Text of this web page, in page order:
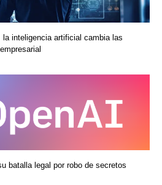
la inteligencia artificial cambia las
batalla legal por robo de secretos